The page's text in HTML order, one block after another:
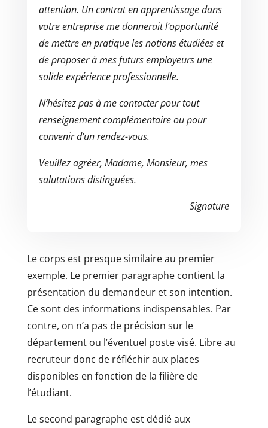
attention. Un contrat en apprentissage dans
votre entreprise me donnerait l’opportunité
de mettre en pratique les notions étudiées et
de proposer à mes futurs employeurs une
solide expérience professionnelle.
N’hésitez pas à me contacter pour tout
renseignement complémentaire ou pour
convenir d’un rendez-vous.
Veuillez agréer, Madame, Monsieur, mes
salutations distinguées.
Signature
Le corps est presque similaire au premier
exemple. Le premier paragraphe contient la
présentation du demandeur et son intention.
Ce sont des informations indispensables. Par
contre, on n’a pas de précision sur le
département ou l’éventuel poste visé. Libre au
recruteur donc de réfléchir aux places
disponibles en fonction de la filière de
l’étudiant.
Le second paragraphe est dédié aux